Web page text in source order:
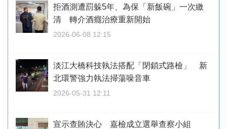
拒酒測遭罰躲5年、為保「新飯碗」一次繳
清 轉介酒癮治療重新開始
2026-06-08 12:15
淡江大橋科技執法搭配「閉鎖式路檢」 新
北環警強力執法掃蕩噪音車
2026-05-31 12:11
宣示查賄決心 嘉檢成立選舉查察小組